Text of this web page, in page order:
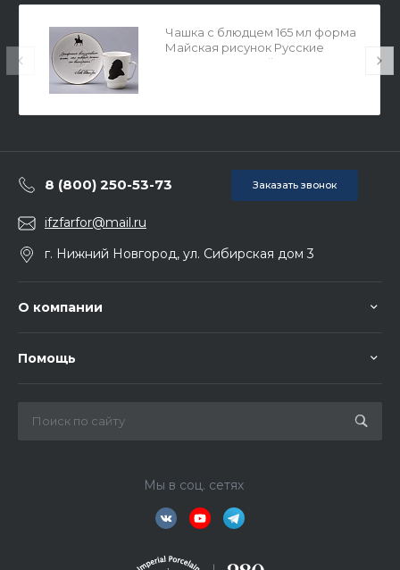
Чашка с блюдцем 165 мл форма
Майская рисунок Русские
писатели Толстой, арт.
8 (800) 250-53-73 Заказать звонок
ifzfarfor@mail.ru
г. Нижний Новгород, ул. Сибирская дом 3
О компании
Помощь
Мы в соц. сетях